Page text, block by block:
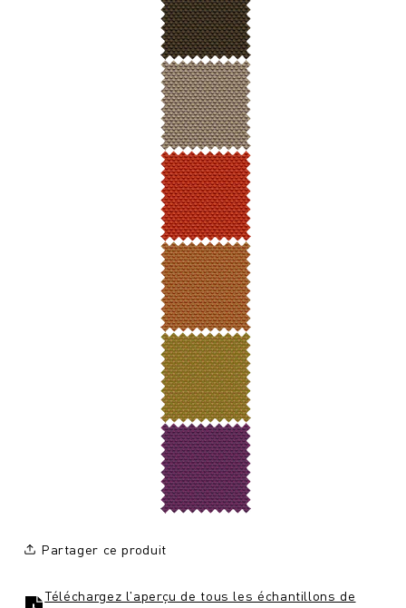
Partager ce produit
Téléchargez l'aperçu de tous les échantillons de